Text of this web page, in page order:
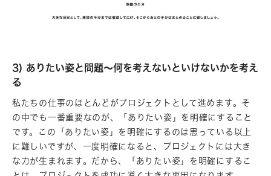
3) ありたい姿と問題～何を考えないといけないかを考え
る
私たちの仕事のほとんどがプロジェクトとして進めます。そ
の中でも一番重要なのが、「ありたい姿」を明確にすること
です。この「ありたい姿」を明確にするのは思っている以上
に難しいですが、一度明確になると、プロジェクトには大き
な力が生まれます。だから、「ありたい姿」を明確にするこ